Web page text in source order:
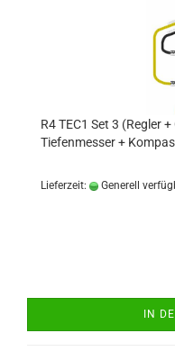
R4 TEC1 Set 3 (Regler
Tiefenmesser +
Lieferzeit: Generell
IN